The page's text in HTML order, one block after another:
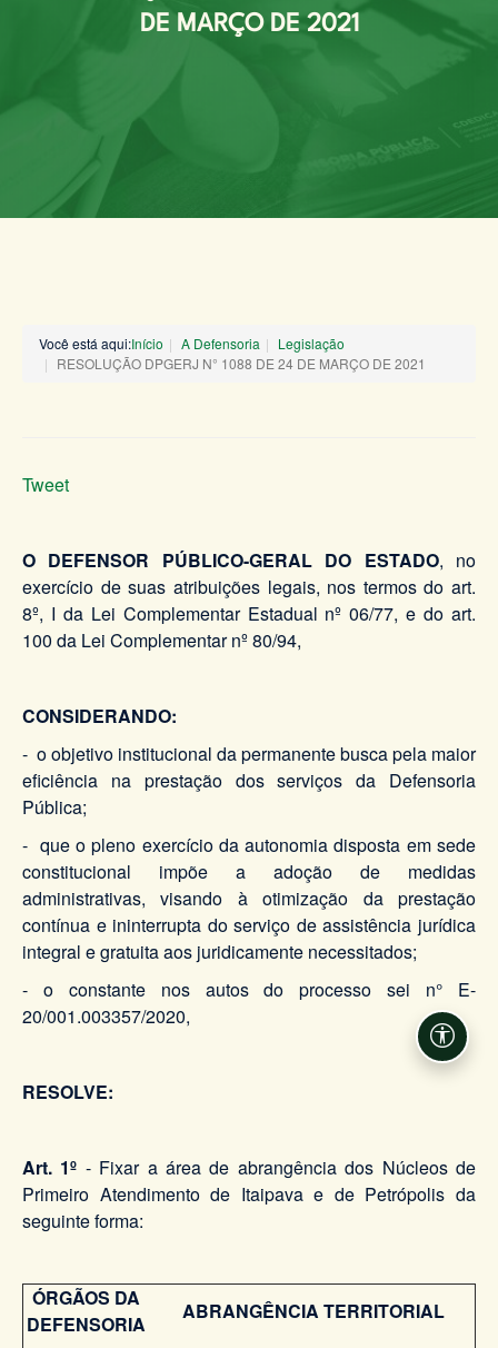
DE MARÇO DE 2021
Você está aqui:Início A Defensoria
Legislação
RESOLUÇÃO DPGERJ N° 1088 DE 24 DE MARÇO DE 2021
Tweet
O DEFENSOR PÚBLICO-GERAL DO ESTADO, no
exercício de suas atribuições legais, nos termos do art.
8º, I da Lei Complementar Estadual nº 06/77, e do art.
100 da Lei Complementar nº 80/94,
CONSIDERANDO:
- o objetivo institucional da permanente busca pela maior
eficiência na prestação dos serviços da Defensoria
Pública;
- que o pleno exercício da autonomia disposta em sede
constitucional impõe a adoção de medidas
administrativas, visando à otimização da prestação
contínua e ininterrupta do serviço de assistência jurídica
integral e gratuita aos juridicamente necessitados;
- o constante nos autos do processo sei n° E-
20/001.003357/2020,
RESOLVE:
Art. 1º - Fixar a área de abrangência dos Núcleos de
Primeiro Atendimento de Itaipava e de Petrópolis da
seguinte forma:
ÓRGÃOS DA
DEFENSORIA
ABRANGÊNCIA TERRITORIAL